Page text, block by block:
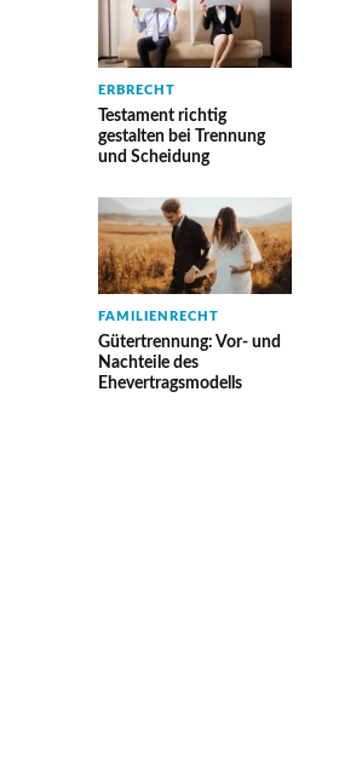
ERBRECHT
Testament richtig
gestalten bei Trennung
und Scheidung
FAMILIENRECHT
Gütertrennung: Vor- und
Nachteile des
Ehevertragsmodells